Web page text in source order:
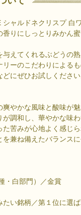
シャルドネクリスプ 白
りにしっとりみかん
えてくれるぶどうの
ーのこだわりによるも
にぜひお試しください
やかな風味と酸味が魅
調和し、華やかな味わ
苦みが心地よく感じら
兼ね備えたバランス
・白部門）／金賞
い銘柄／第１位に選